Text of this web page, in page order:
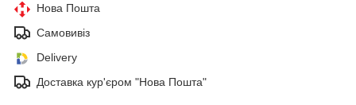
Нова Пошта
Самовивіз
Delivery
Доставка кур'єром "Нова Пошта"